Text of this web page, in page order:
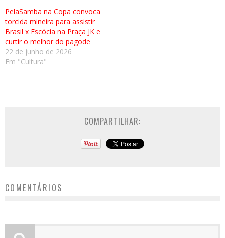
PelaSamba na Copa convoca
torcida mineira para assistir
Brasil x Escócia na Praça JK e
curtir o melhor do pagode
22 de junho de 2026
Em "Cultura"
COMPARTILHAR:
COMENTÁRIOS